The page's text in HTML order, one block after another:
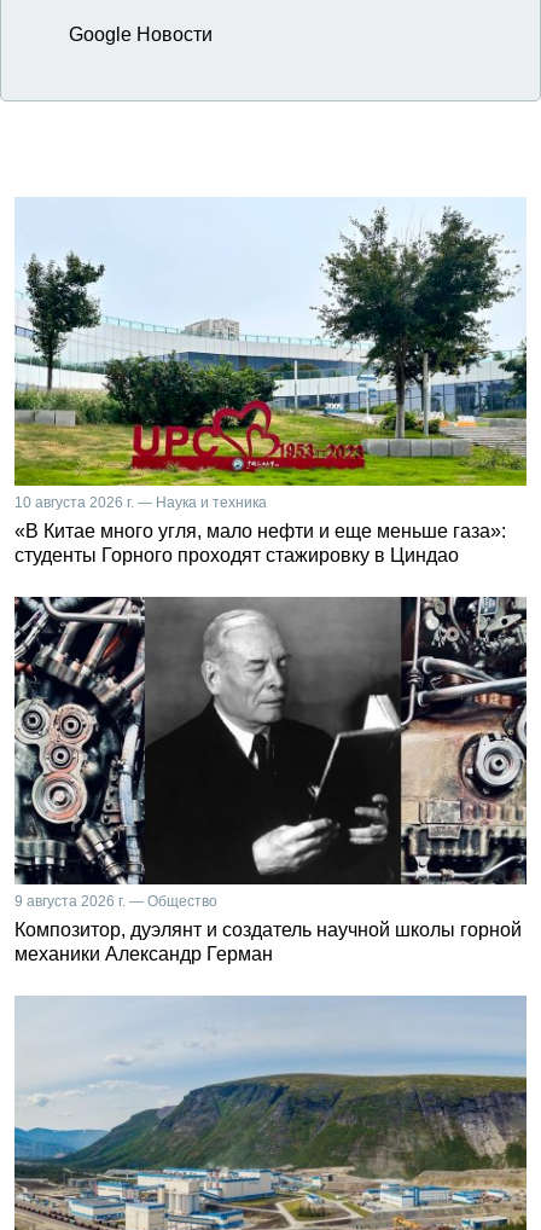
Google Новости
10 августа 2026 г. — Наука и техника
«В Китае много угля, мало нефти и еще меньше газа»:
студенты Горного проходят стажировку в Циндао
9 августа 2026 г. — Общество
Композитор, дуэлянт и создатель научной школы горной
механики Александр Герман